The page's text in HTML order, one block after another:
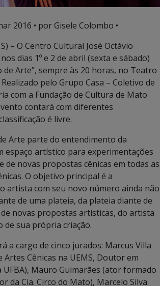
2016 • por Gisele Colombo •
– O Centro Cultural José Octávio
dias 1º e 2 de abril (sexta e sábado)
de Arte”, sempre às 20 horas, no Teatro
pelo Grupo Casa – Coletivo de
com a Fundação de Cultura de Mato
contará com diferentes
é livre.
Arte parte do entendimento da
espaço artístico para experimentações
de novas propostas cênicas em todas as
O objetivo principal é a
artista com seu novo número ainda não
de uma plateia, da plateia diante de
novas propostas artísticas, do artista
de sua própria criação.
a cargo de cinco jurados: Marcus Villa
Cênicas na UEMS, Doutor em
UFBA), Mauro Guimarães (ator formado
da Cia. Circo do Mato), Marcelo Silva